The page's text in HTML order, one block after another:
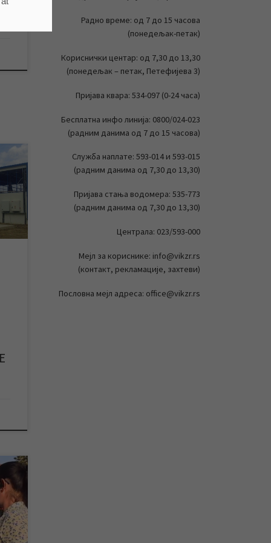
Радно време: од 7 до 15 часова
(понедељак-петак)
Кориснички центар: од 7,30 до 13,30
(понедељак – петак, Петефијева 3)
Пријава квара: 534-097 (0-24 часа)
Бесплатна инфо линија: 0800/024-023
(радним данима од 7 до 15 часова)
Служба наплате: 593-014 и 593-015
(радним данима од 7,30 до 13,30)
Пријава стања водомера: 535-773
(радним данима од 7,30 до 13,30)
Централа: 023/593-000
Мејл за кориснике: info@vikzr.rs
(контакт, рекламације, захтеви)
Пословна мејл адреса: office@vikzr.rs